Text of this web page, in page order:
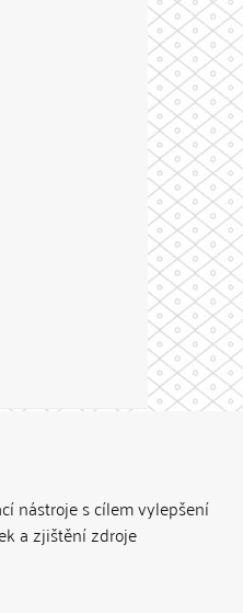
nástroje s cílem vylepšení
a zjištění zdroje